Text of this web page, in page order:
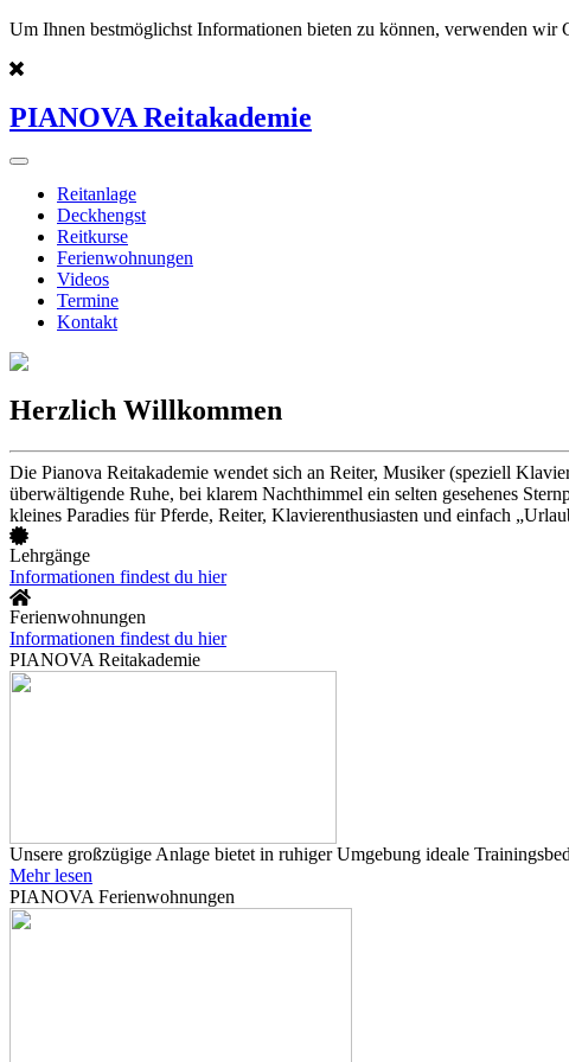
Um Ihnen bestmöglichst Informationen bieten zu können, verwenden wir
PIANOVA Reitakademie
Reitanlage
Deckhengst
Reitkurse
Ferienwohnungen
Videos
Termine
Kontakt
Herzlich Willkommen
Die Pianova Reitakademie wendet sich an Reiter, Musiker (speziell
überwältigende Ruhe, bei klarem Nachthimmel ein selten gesehenes
kleines Paradies für Pferde, Reiter, Klavierenthusiasten und einfach
Lehrgänge
Informationen findest du hier
Ferienwohnungen
Informationen findest du hier
PIANOVA Reitakademie
Unsere großzügige Anlage bietet in ruhiger Umgebung ideale
Mehr lesen
PIANOVA Ferienwohnungen